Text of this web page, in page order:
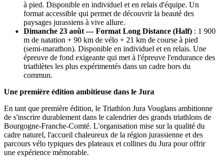
à pied. Disponible en individuel et en relais d'équipe. Un
format accessible qui permet de découvrir la beauté des
paysages jurassiens à vive allure.
Dimanche 23 août — Format Long Distance (Half) : 1 900
m de natation + 90 km de vélo + 21 km de course à pied
(semi-marathon). Disponible en individuel et en relais. Une
épreuve de fond exigeante qui met à l'épreuve l'endurance des
triathlètes les plus expérimentés dans un cadre hors du
commun.
Une première édition ambitieuse dans le Jura
En tant que première édition, le Triathlon Jura Vouglans ambitionne
de s'inscrire durablement dans le calendrier des grands triathlons de
Bourgogne-Franche-Comté. L'organisation mise sur la qualité du
cadre naturel, l'accueil chaleureux de la région jurassienne et des
parcours vélo typiques des plateaux et collines du Jura pour offrir
une expérience mémorable.